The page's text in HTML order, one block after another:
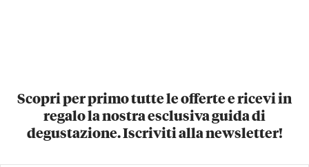
Scopri per primo tutte le offerte e ricevi in
regalo la nostra esclusiva guida di
degustazione. Iscriviti alla newsletter!